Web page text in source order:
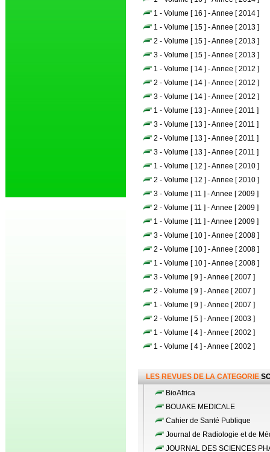
1 - Volume [ 16 ] - Annee [ 2014 ]
1 - Volume [ 15 ] - Annee [ 2013 ]
2 - Volume [ 15 ] - Annee [ 2013 ]
3 - Volume [ 15 ] - Annee [ 2013 ]
1 - Volume [ 14 ] - Annee [ 2012 ]
2 - Volume [ 14 ] - Annee [ 2012 ]
3 - Volume [ 14 ] - Annee [ 2012 ]
1 - Volume [ 13 ] - Annee [ 2011 ]
3 - Volume [ 13 ] - Annee [ 2011 ]
2 - Volume [ 13 ] - Annee [ 2011 ]
3 - Volume [ 13 ] - Annee [ 2011 ]
1 - Volume [ 12 ] - Annee [ 2010 ]
2 - Volume [ 12 ] - Annee [ 2010 ]
3 - Volume [ 11 ] - Annee [ 2009 ]
2 - Volume [ 11 ] - Annee [ 2009 ]
1 - Volume [ 11 ] - Annee [ 2009 ]
3 - Volume [ 10 ] - Annee [ 2008 ]
2 - Volume [ 10 ] - Annee [ 2008 ]
1 - Volume [ 10 ] - Annee [ 2008 ]
3 - Volume [ 9 ] - Annee [ 2007 ]
2 - Volume [ 9 ] - Annee [ 2007 ]
1 - Volume [ 9 ] - Annee [ 2007 ]
2 - Volume [ 5 ] - Annee [ 2003 ]
1 - Volume [ 4 ] - Annee [ 2002 ]
1 - Volume [ 4 ] - Annee [ 2002 ]
LES REVUES DE LA CATEGORIE
BioAfrica
BOUAKE MEDICALE
Cahier de Santé Publique
Journal de Radiologie et de
JOURNAL DES SCIENCES